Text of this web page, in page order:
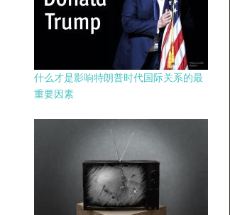
什么才是影响特朗普时代国际关系的最
重要因素